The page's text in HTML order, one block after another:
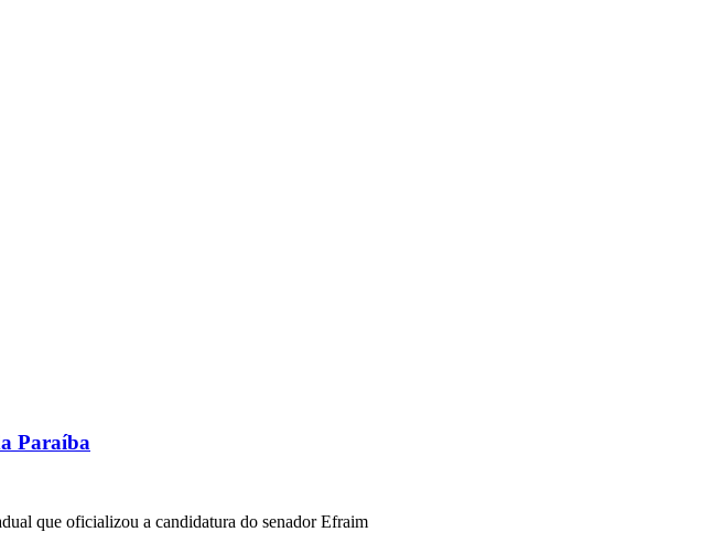
Paraíba
que oficializou a candidatura do senador Efraim